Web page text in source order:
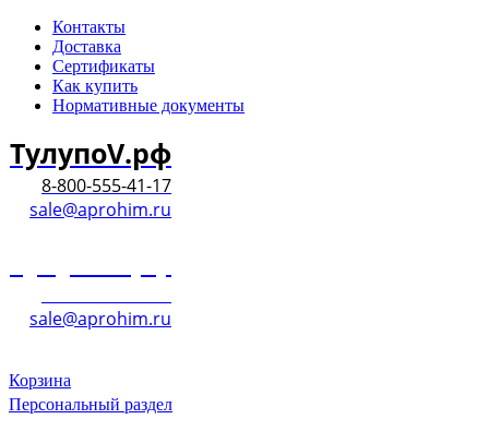
Контакты
Доставка
Сертификаты
Как купить
Нормативные документы
ТулупоV.рф
8-800-555-41-17
sale@aprohim.ru
sale@aprohim.ru
Корзина
Персональный раздел